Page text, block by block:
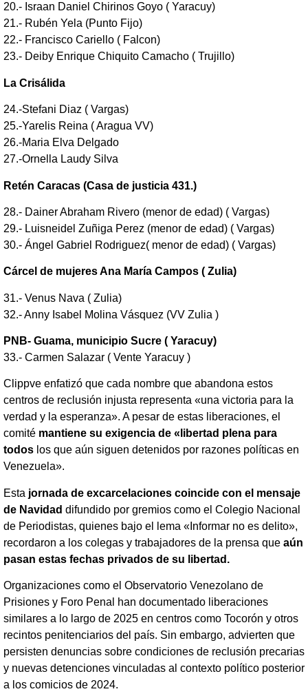
20.- Israan Daniel Chirinos Goyo ( Yaracuy)
21.- Rubén Yela (Punto Fijo)
22.- Francisco Cariello ( Falcon)
23.- Deiby Enrique Chiquito Camacho ( Trujillo)
La Crisálida
24.-Stefani Diaz ( Vargas)
25.-Yarelis Reina ( Aragua VV)
26.-Maria Elva Delgado
27.-Ornella Laudy Silva
Retén Caracas (Casa de justicia 431.)
28.- Dainer Abraham Rivero (menor de edad) ( Vargas)
29.- Luisneidel Zuñiga Perez (menor de edad) ( Vargas)
30.- Ángel Gabriel Rodriguez( menor de edad) ( Vargas)
Cárcel de mujeres Ana María Campos ( Zulia)
31.- Venus Nava ( Zulia)
32.- Anny Isabel Molina Vásquez (VV Zulia )
PNB- Guama, municipio Sucre ( Yaracuy)
33.- Carmen Salazar ( Vente Yaracuy )
Clippve enfatizó que cada nombre que abandona estos
centros de reclusión injusta representa «una victoria para la
verdad y la esperanza». A pesar de estas liberaciones, el
comité mantiene su exigencia de «libertad plena para
todos los que aún siguen detenidos por razones políticas en
Venezuela».
Esta jornada de excarcelaciones coincide con el mensaje
de Navidad difundido por gremios como el Colegio Nacional
de Periodistas, quienes bajo el lema «Informar no es delito»,
recordaron a los colegas y trabajadores de la prensa que aún
pasan estas fechas privados de su libertad.
Organizaciones como el Observatorio Venezolano de
Prisiones y Foro Penal han documentado liberaciones
similares a lo largo de 2025 en centros como Tocorón y otros
recintos penitenciarios del país. Sin embargo, advierten que
persisten denuncias sobre condiciones de reclusión precarias
y nuevas detenciones vinculadas al contexto político posterior
a los comicios de 2024.